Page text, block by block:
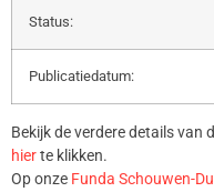
Status:
Publicatiedatum:
Bekijk de verdere details van
hierte klikken.
Op onze Funda Schouwen-